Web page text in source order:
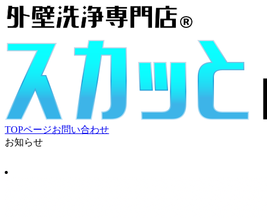
TOPページお問い合わせ
お知らせ